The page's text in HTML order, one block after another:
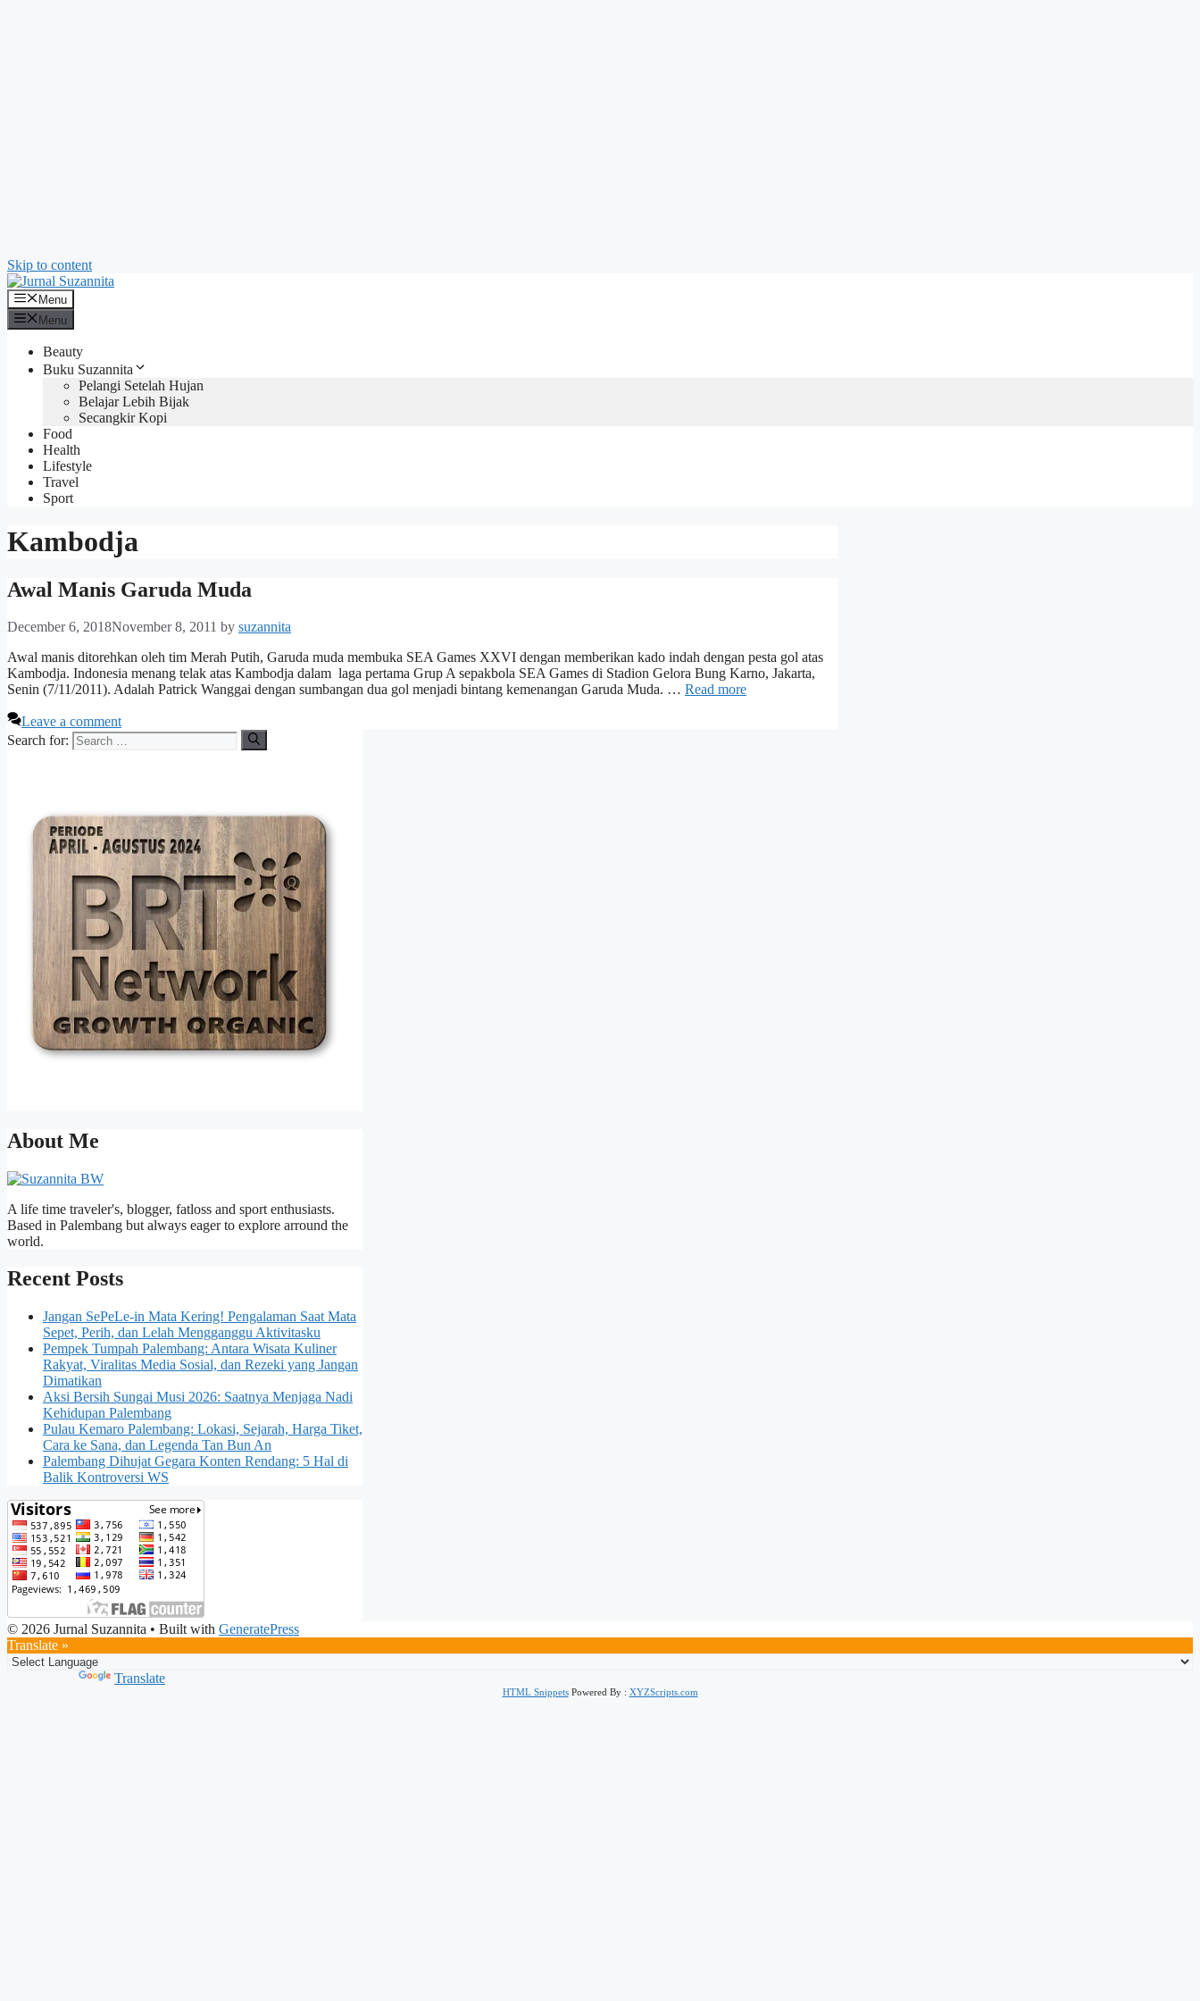
Skip to content
Menu
Menu
Beauty
Buku Suzannita
Pelangi Setelah Hujan
Belajar Lebih Bijak
Secangkir Kopi
Food
Health
Lifestyle
Travel
Sport
Kambodja
Awal Manis Garuda Muda
December 6, 2018November 8, 2011 by suzannita
Awal manis ditorehkan oleh tim Merah Putih, Garuda muda membuka SEA Games XXVI dengan memberikan kado indah dengan pesta gol atas
Kambodja. Indonesia menang telak atas Kambodja dalam laga pertama Grup A sepakbola SEA Games di Stadion Gelora Bung Karno, Jakarta,
Senin (7/11/2011). Adalah Patrick Wanggai dengan sumbangan dua gol menjadi bintang kemenangan Garuda Muda. … Read more
Leave a comment
Search for:
About Me
A life time traveler's, blogger, fatloss and sport enthusiasts.
Based in Palembang but always eager to explore arround the
world.
Recent Posts
Jangan SePeLe-in Mata Kering! Pengalaman Saat Mata
Sepet, Perih, dan Lelah Mengganggu Aktivitasku
Pempek Tumpah Palembang: Antara Wisata Kuliner
Rakyat, Viralitas Media Sosial, dan Rezeki yang Jangan
Dimatikan
Aksi Bersih Sungai Musi 2026: Saatnya Menjaga Nadi
Kehidupan Palembang
Pulau Kemaro Palembang: Lokasi, Sejarah, Harga Tiket,
Cara ke Sana, dan Legenda Tan Bun An
Palembang Dihujat Gegara Konten Rendang: 5 Hal di
Balik Kontroversi WS
© 2026 Jurnal Suzannita • Built with GeneratePress
Translate »
Translate
HTML SnippetsPowered By : XYZScripts.com